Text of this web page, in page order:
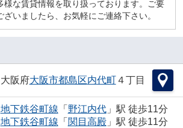
様な賃貸情報を取り扱っております。ご要
いましたら、お気軽にご連絡下さい。
大阪府大阪市都島区内代町４丁目
地下鉄谷町線 「 野江内代」駅 徒歩11分
地下鉄谷町線 「 関目高殿」駅 徒歩11分